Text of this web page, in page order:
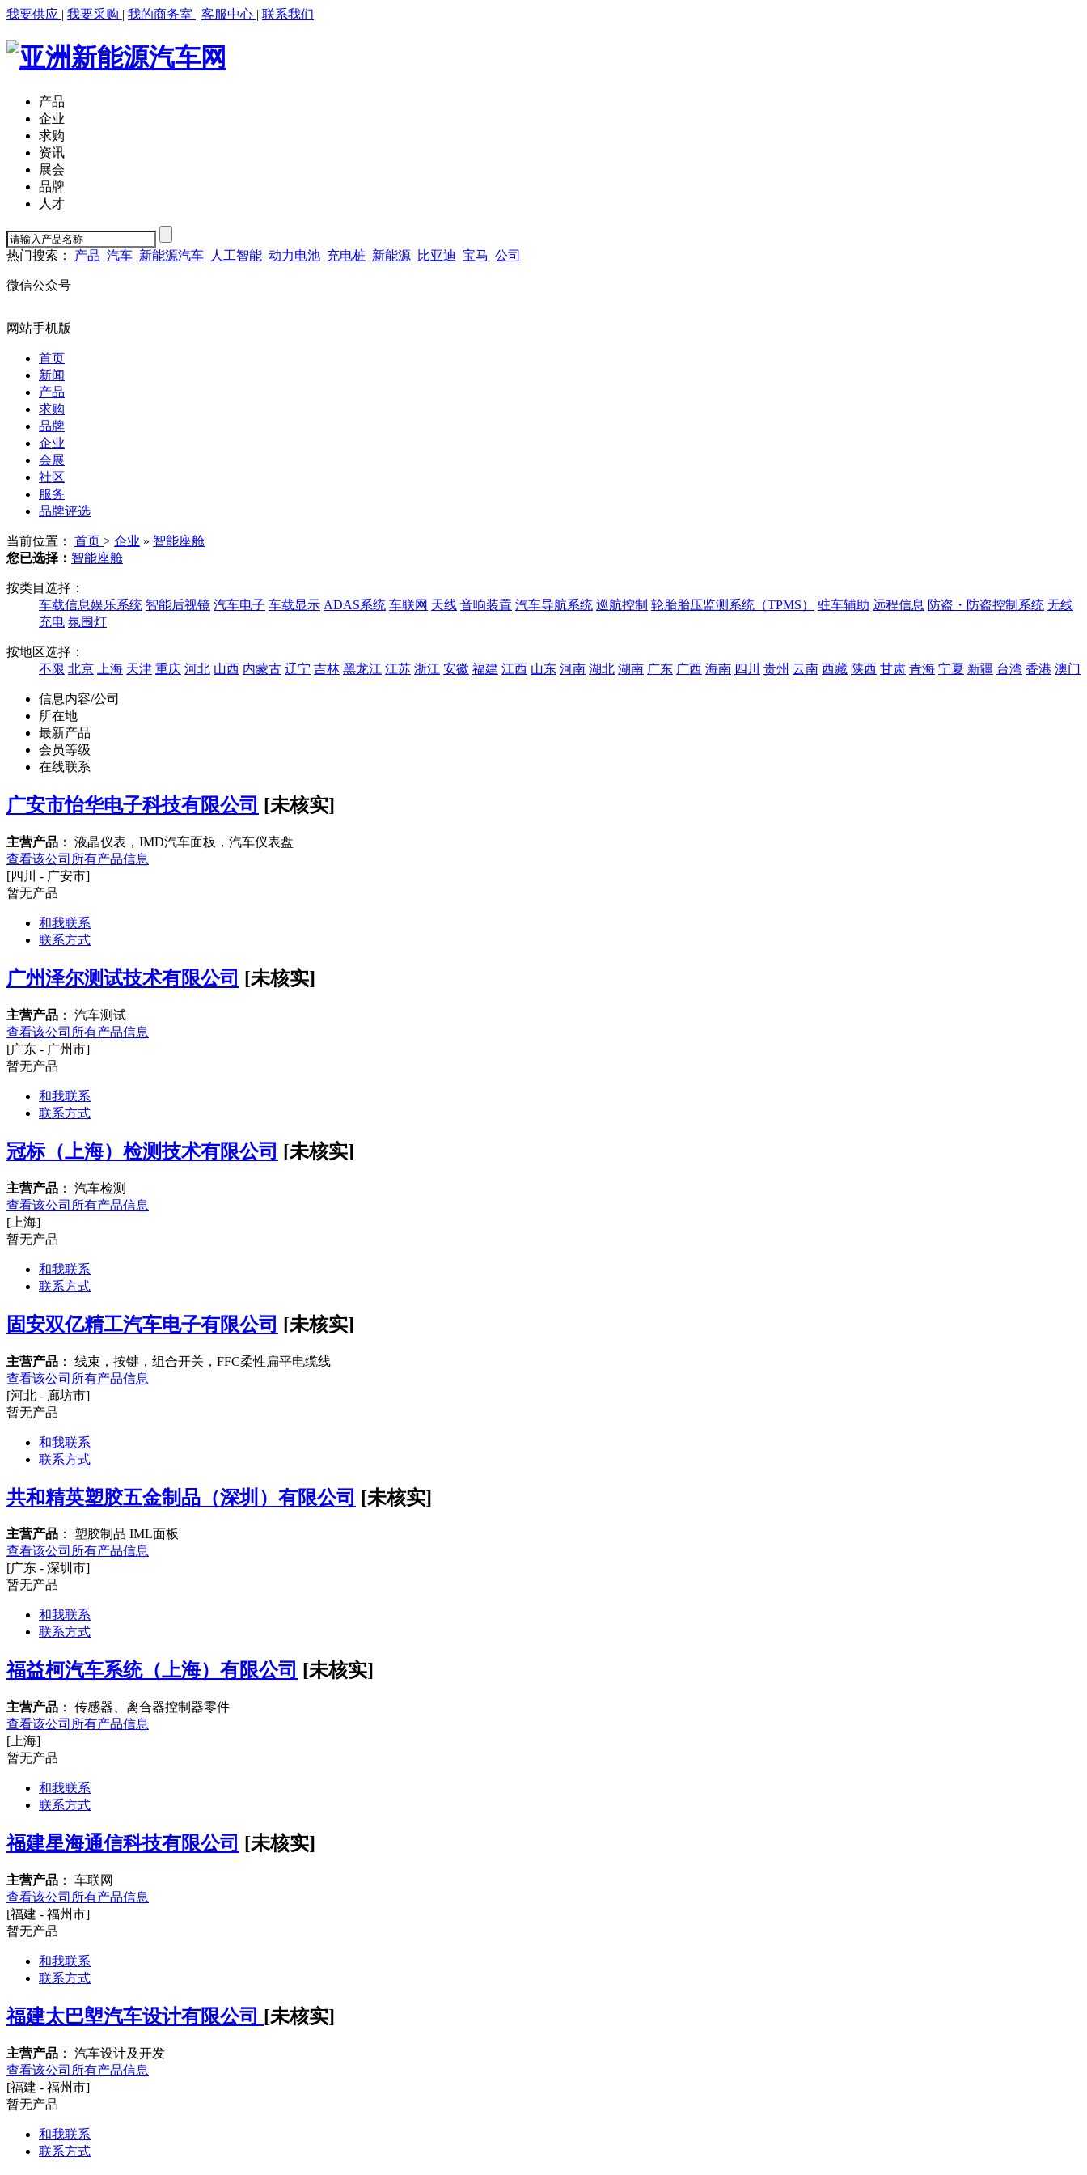
我要供应 | 我要采购 | 我的商务室 | 客服中心 | 联系我们
产品
企业
求购
资讯
展会
品牌
人才
热门搜索： 产品 汽车 新能源汽车 人工智能 动力电池 充电桩 新能源 比亚迪 宝马 公司
微信公众号
网站手机版
首页
新闻
产品
求购
品牌
企业
会展
社区
服务
品牌评选
当前位置： 首页 > 企业 » 智能座舱
您已选择： 智能座舱
按类目选择：
车载信息娱乐系统 智能后视镜 汽车电子 车载显示 ADAS系统 车联网 天线 音响装置 汽车导航系统 巡航控制 轮胎胎压监测系统（TPMS） 驻车辅助 远程信息 防盗・防盗控制系统 无线
充电 氛围灯
按地区选择：
不限 北京 上海 天津 重庆 河北 山西 内蒙古 辽宁 吉林 黑龙江 江苏 浙江 安徽 福建 江西 山东 河南 湖北 湖南 广东 广西 海南 四川 贵州 云南 西藏 陕西 甘肃 青海 宁夏 新疆 台湾 香港 澳门
信息内容/公司
所在地
最新产品
会员等级
在线联系
广安市怡华电子科技有限公司 [未核实]
主营产品 ： 液晶仪表，IMD汽车面板，汽车仪表盘
查看该公司所有产品信息
[四川 - 广安市]
暂无产品
和我联系
联系方式
广州泽尔测试技术有限公司 [未核实]
主营产品 ： 汽车测试
查看该公司所有产品信息
[广东 - 广州市]
暂无产品
和我联系
联系方式
冠标（上海）检测技术有限公司 [未核实]
主营产品 ： 汽车检测
查看该公司所有产品信息
[上海]
暂无产品
和我联系
联系方式
固安双亿精工汽车电子有限公司 [未核实]
主营产品 ： 线束，按键，组合开关，FFC柔性扁平电缆线
查看该公司所有产品信息
[河北 - 廊坊市]
暂无产品
和我联系
联系方式
共和精英塑胶五金制品（深圳）有限公司 [未核实]
主营产品 ： 塑胶制品 IML面板
查看该公司所有产品信息
[广东 - 深圳市]
暂无产品
和我联系
联系方式
福益柯汽车系统（上海）有限公司 [未核实]
主营产品 ： 传感器、离合器控制器零件
查看该公司所有产品信息
[上海]
暂无产品
和我联系
联系方式
福建星海通信科技有限公司 [未核实]
主营产品 ： 车联网
查看该公司所有产品信息
[福建 - 福州市]
暂无产品
和我联系
联系方式
福建太巴塱汽车设计有限公司 [未核实]
主营产品 ： 汽车设计及开发
查看该公司所有产品信息
[福建 - 福州市]
暂无产品
和我联系
联系方式